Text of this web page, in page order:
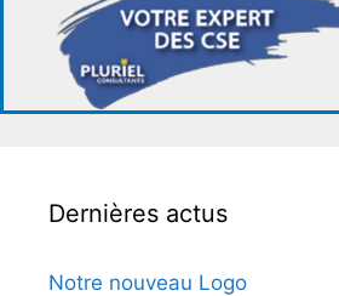
Dernières actus
Notre nouveau Logo